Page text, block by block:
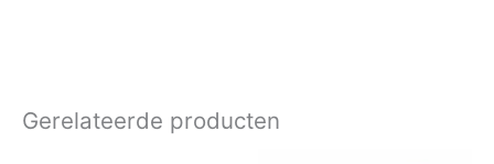
Gerelateerde producten